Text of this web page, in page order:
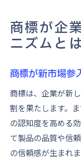
商標が企
ニズムとは
商標が新市場参
商標は、企業が新
割を果たします。
の認知度を高める
て製品の品質や信
の信頼感が生まれ